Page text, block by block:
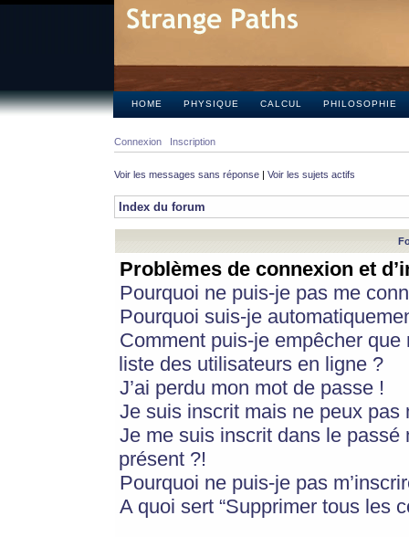
HOME PHYSIQUE CALCUL PHILOSOPHIE
Connexion Inscription
Voir les messages sans réponse | Voir les sujets actifs
Index du forum
Problèmes de connexion et
Pourquoi ne puis-je pas me
Pourquoi suis-je
Comment puis-je empêcher
liste des utilisateurs en ligne ?
J’ai perdu mon mot de passe !
Je suis inscrit mais ne peux pas
Je me suis inscrit dans le
présent ?!
Pourquoi ne puis-je pas
A quoi sert “Supprimer tous les